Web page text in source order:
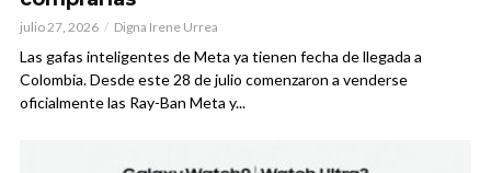
julio 27, 2026 Digna Irene Urrea
Las gafas inteligentes de Meta ya tienen fecha de llegada a
Colombia. Desde este 28 de julio comenzaron a venderse
oficialmente las Ray-Ban Meta y...